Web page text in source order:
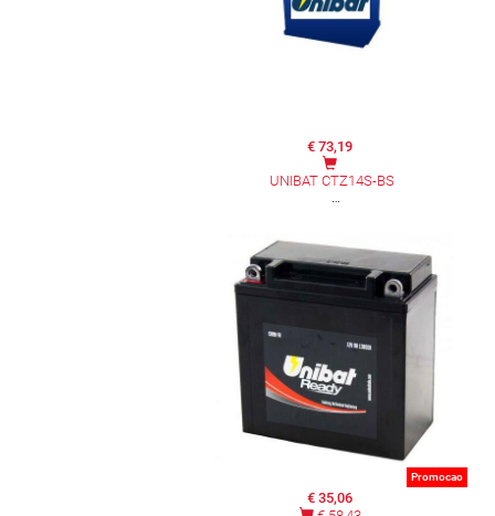
€ 73,19
UNIBAT CTZ14S-BS
Promocao
€ 35,06